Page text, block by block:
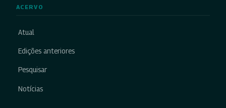
ACERVO
Atual
Edições anteriores
Pesquisar
Notícias